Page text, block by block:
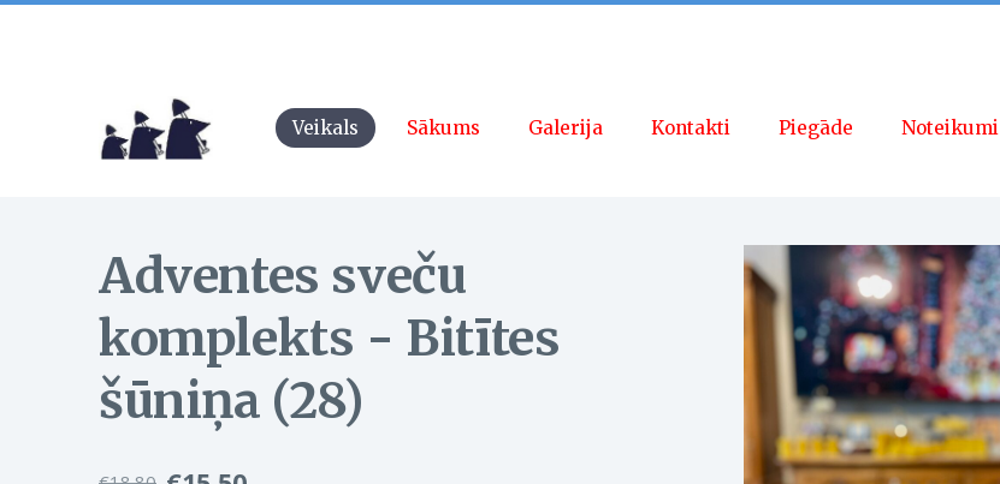
Veikals Sākums Galerija Kontakti Piegāde Noteikumi
Adventes sveču
komplekts - Bitītes
šūniņa (28)